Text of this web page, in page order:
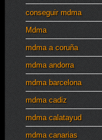
conseguir mdma
Mdma
mdma a coruña
mdma andorra
mdma barcelona
mdma cadiz
mdma calatayud
mdma canarias